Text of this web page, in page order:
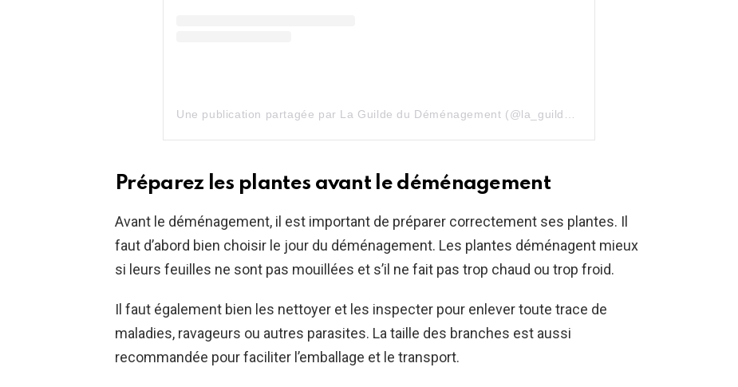
Préparez les plantes avant le déménagement
Avant le déménagement, il est important de préparer correctement ses plantes. Il
faut d’abord bien choisir le jour du déménagement. Les plantes déménagent mieux
si leurs feuilles ne sont pas mouillées et s’il ne fait pas trop chaud ou trop froid.
Il faut également bien les nettoyer et les inspecter pour enlever toute trace de
maladies, ravageurs ou autres parasites. La taille des branches est aussi
recommandée pour faciliter l’emballage et le transport.